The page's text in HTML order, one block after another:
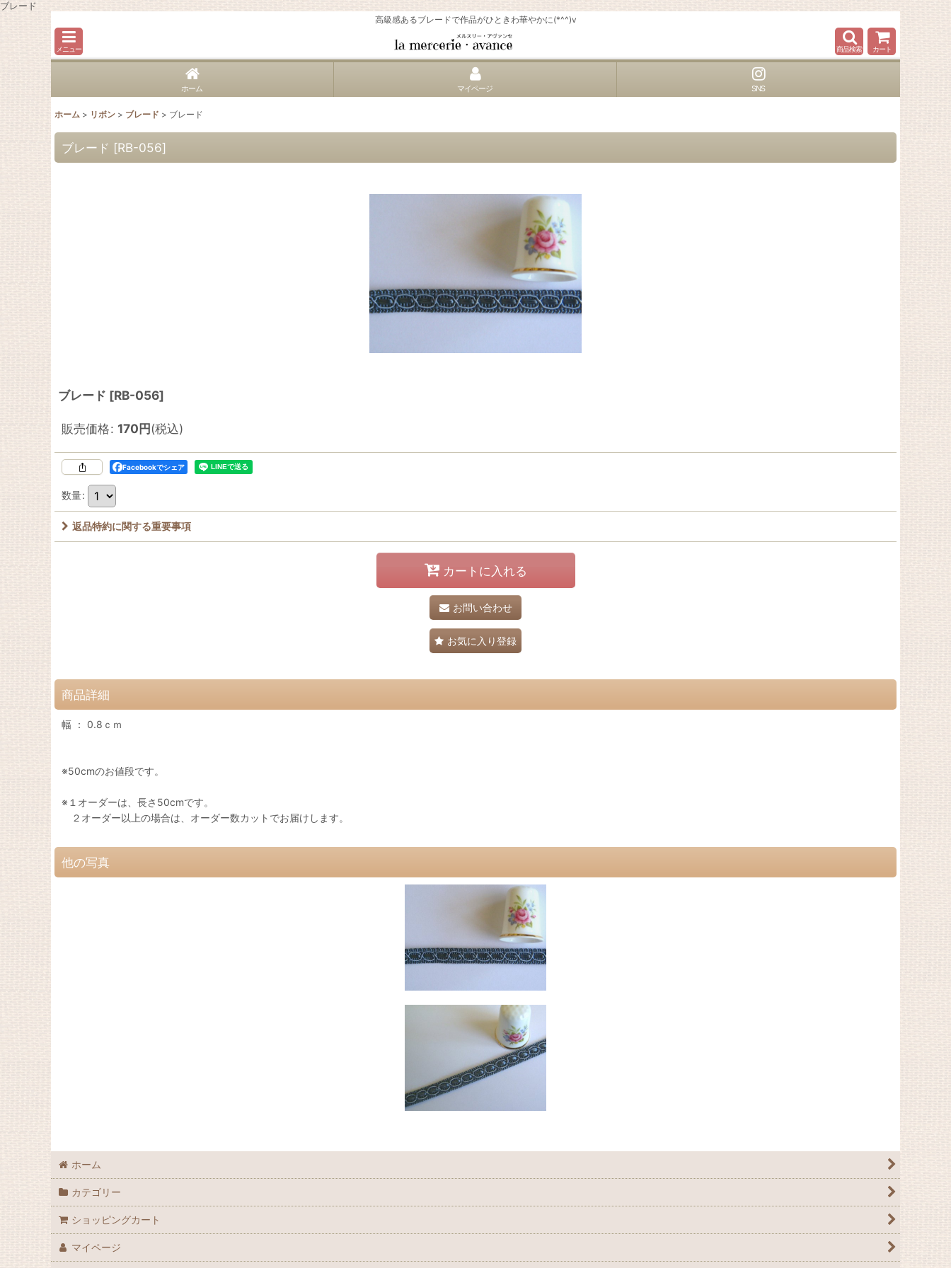
ブレード
高級感あるブレードで作品がひときわ華やかに(*^^)v
メニュー 商品検索 カート
ホーム マイページ SNS
ホーム > リボン > ブレード > ブレード
ブレード [RB-056]
ブレード [RB-056]
販売価格: 170円(税込)
Facebookでシェア
数量:
返品特約に関する重要事項
カートに入れる
お問い合わせ
お気に入り登録
商品詳細
幅 ： 0.8ｃｍ
※50cmのお値段です。
※１オーダーは、長さ50cmです。
２オーダー以上の場合は、オーダー数カットでお届けします。
他の写真
ホーム
カテゴリー
ショッピングカート
マイページ